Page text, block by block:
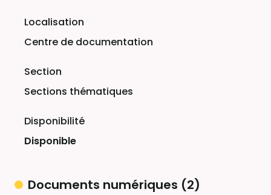
Centre de documentation
Sections thématiques
Disponible
Documents numériques (2)